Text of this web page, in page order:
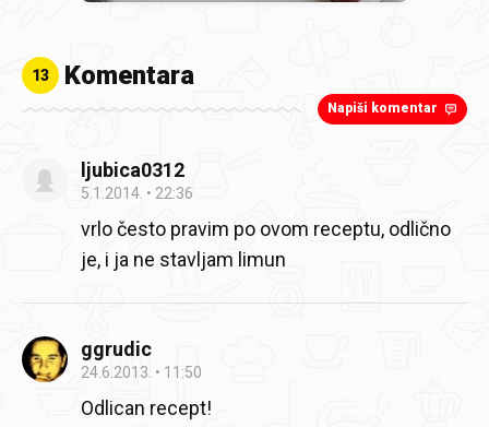
13 Komentara
Napiši komentar
ljubica0312
5.1.2014. 22:36
vrlo često pravim po ovom receptu, odlično
je, i ja ne stavljam limun
ggrudic
24.6.2013. 11:50
Odlican recept!